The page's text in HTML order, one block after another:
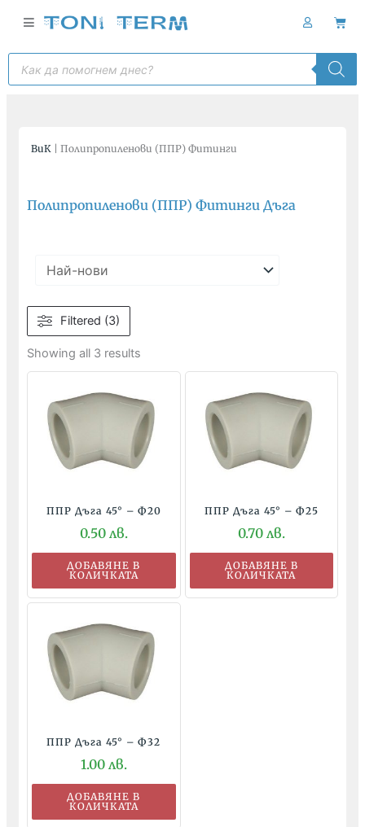
Cart
Products
search
ВиК| Полипропиленови (ППР) Фитинги
Полипропиленови (ППР) Фитинги Дъга
Filtered (3)
Showing all 3 results
ППР Дъга 45° – Ф20
0.50 лв.
ДОБАВЯНЕ В
КОЛИЧКАТА
ППР Дъга 45° – Ф25
0.70 лв.
ДОБАВЯНЕ В
КОЛИЧКАТА
ППР Дъга 45° – Ф32
1.00 лв.
ДОБАВЯНЕ В
КОЛИЧКАТА